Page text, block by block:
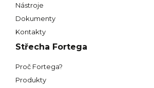
Nástroje
Dokumenty
Kontakty
Střecha Fortega
Proč Fortega?
Produkty